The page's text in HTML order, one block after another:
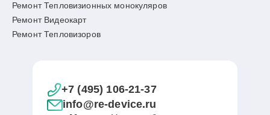
Ремонт Тепловизионных монокуляров
Ремонт Видеокарт
Ремонт Тепловизоров
+7 (495) 106-21-37
info@re-device.ru